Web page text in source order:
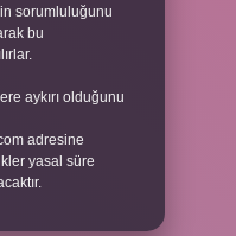
sorumluluğunu
bu
aykırı olduğunu
adresine
yasal süre